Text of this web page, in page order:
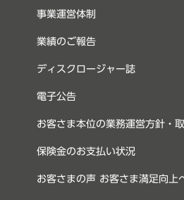
事業運営体制
業績のご報告
ディスクロージャー誌
電子公告
お客さま本位の業務運営方針・
保険金のお支払い状況
お客さまの声 お客さま満足向上